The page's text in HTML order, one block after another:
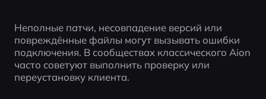
Неполные патчи, несовпадение версий или
повреждённые файлы могут вызывать ошибки
подключения. В сообществах классического Aion
часто советуют выполнить проверку или
переустановку клиента.